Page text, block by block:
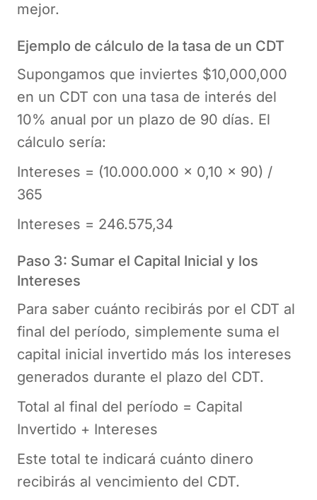
mejor.
Ejemplo de cálculo de la tasa de un CDT
Supongamos que inviertes $10,000,000
en un CDT con una tasa de interés del
10% anual por un plazo de 90 días. El
cálculo sería:
Intereses = (10.000.000 x 0,10 x 90) /
365
Intereses = 246.575,34
Paso 3: Sumar el Capital Inicial y los
Intereses
Para saber cuánto recibirás por el CDT al
final del período, simplemente suma el
capital inicial invertido más los intereses
generados durante el plazo del CDT.
Total al final del período = Capital
Invertido + Intereses
Este total te indicará cuánto dinero
recibirás al vencimiento del CDT.